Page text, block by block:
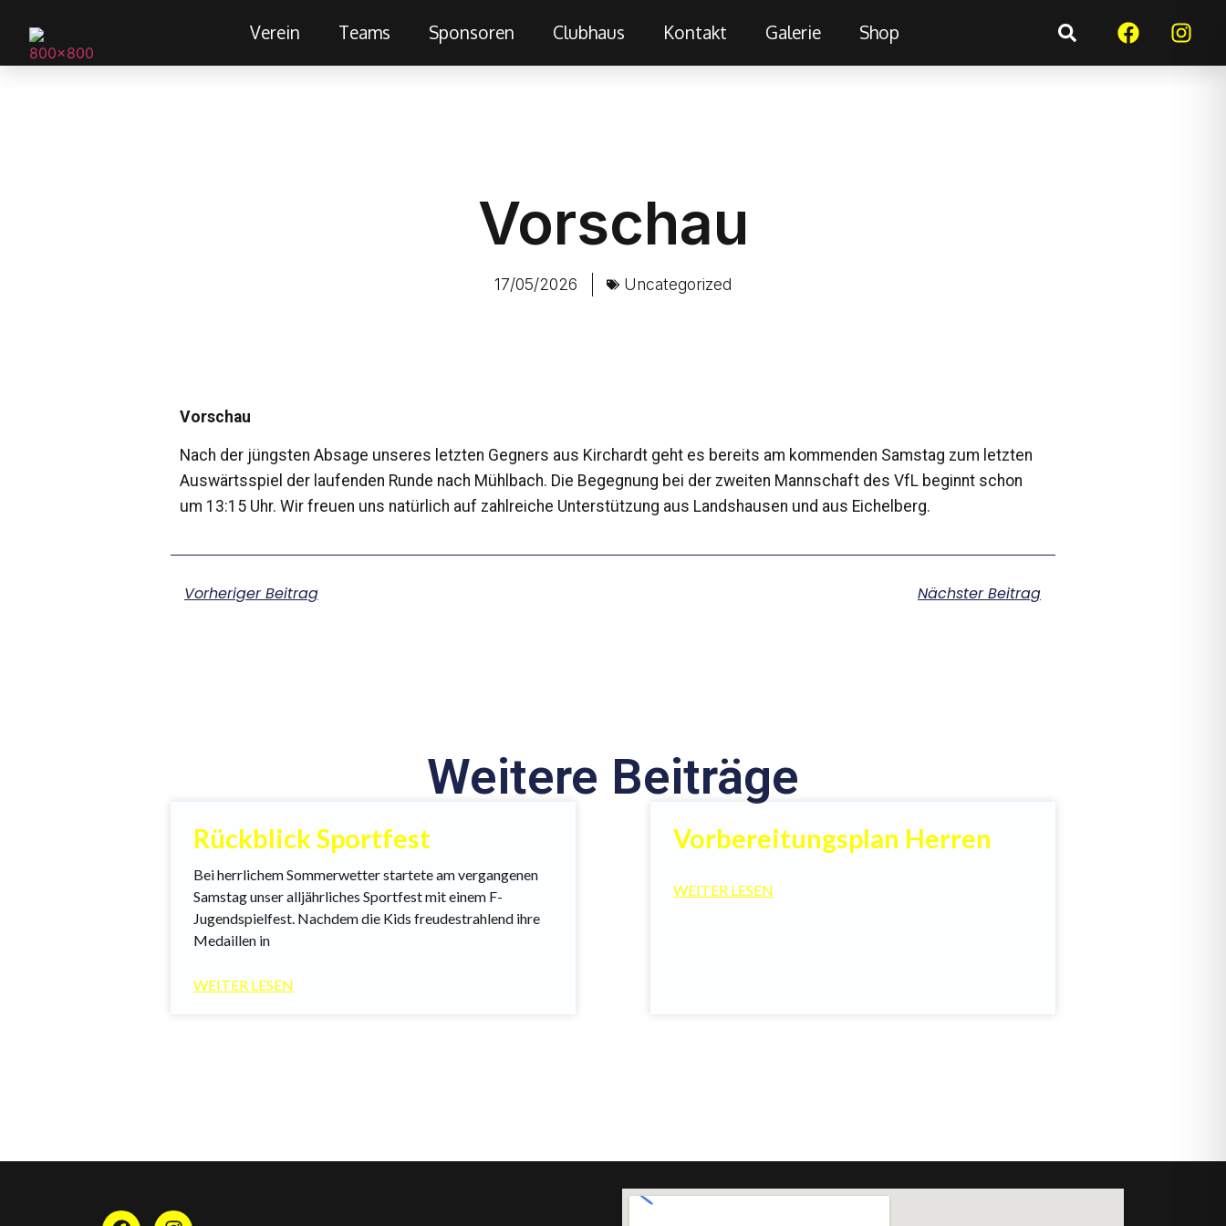
Verein Teams Sponsoren Clubhaus Kontakt Galerie Shop Suchen
Vorschau
17/05/2026 Uncategorized
Vorschau
Nach der jüngsten Absage unseres letzten Gegners aus Kirchardt geht es bereits am kommenden Samstag zum letzten
Auswärtsspiel der laufenden Runde nach Mühlbach. Die Begegnung bei der zweiten Mannschaft des VfL beginnt schon
um 13:15 Uhr. Wir freuen uns natürlich auf zahlreiche Unterstützung aus Landshausen und aus Eichelberg.
Vorheriger Beitrag Nächster Beitrag
Weitere Beiträge
Rückblick Sportfest
Bei herrlichem Sommerwetter startete am vergangenen
Samstag unser alljährliches Sportfest mit einem F-
Jugendspielfest. Nachdem die Kids freudestrahlend ihre
Medaillen in
WEITER LESEN
Vorbereitungsplan Herren
WEITER LESEN